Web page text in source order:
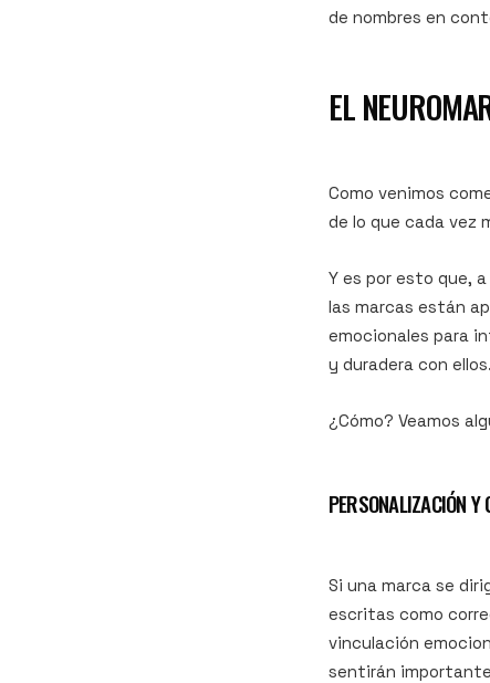
de nombres en
EL
Como venimos
de lo que cada vez
Y es por esto que,
las marcas están
emocionales para
y duradera con ellos.
¿Cómo? Veamos
PERSONALIZACIÓN Y
Si una marca se
escritas como
vinculación
sentirán